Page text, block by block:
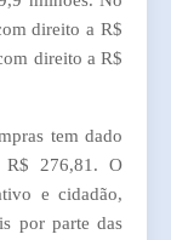
direito a R$
direito a R$
tem dado
R$ 276,81. O
e cidadão,
por parte das